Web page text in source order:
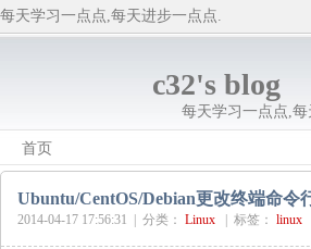
每天学习一点点,每天进步一点点.
c32's blog
每天学习一点点,
首页
Ubuntu/CentOS/Debian更改终端命令
2014-04-17 17:56:31 | 分类： Linux 标签： linux